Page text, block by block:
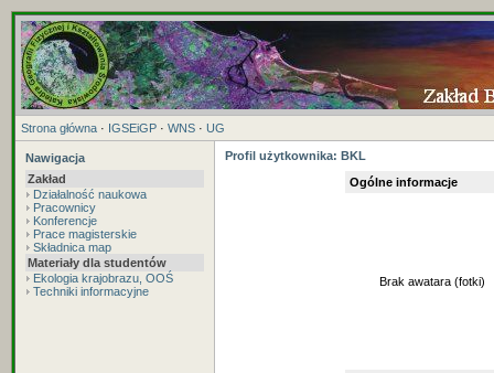
Strona główna · IGSEiGP · WNS · UG
Nawigacja
Zakład
Działalność naukowa
Pracownicy
Konferencje
Prace magisterskie
Składnica map
Materiały dla studentów
Ekologia krajobrazu, OOŚ
Techniki informacyjne
Profil użytkownika: BKL
Ogólne informacje
Brak awatara (fotki)